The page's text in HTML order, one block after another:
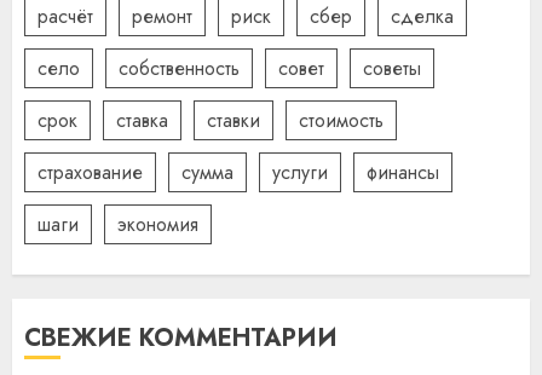
расчёт
ремонт риск сбер
сделка
село
собственность совет
советы
срок
ставка ставки
стоимость
страхование
сумма услуги
финансы
шаги
экономия
СВЕЖИЕ КОММЕНТАРИИ